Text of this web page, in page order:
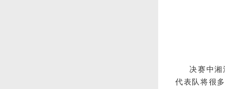
决赛中
代表队将很